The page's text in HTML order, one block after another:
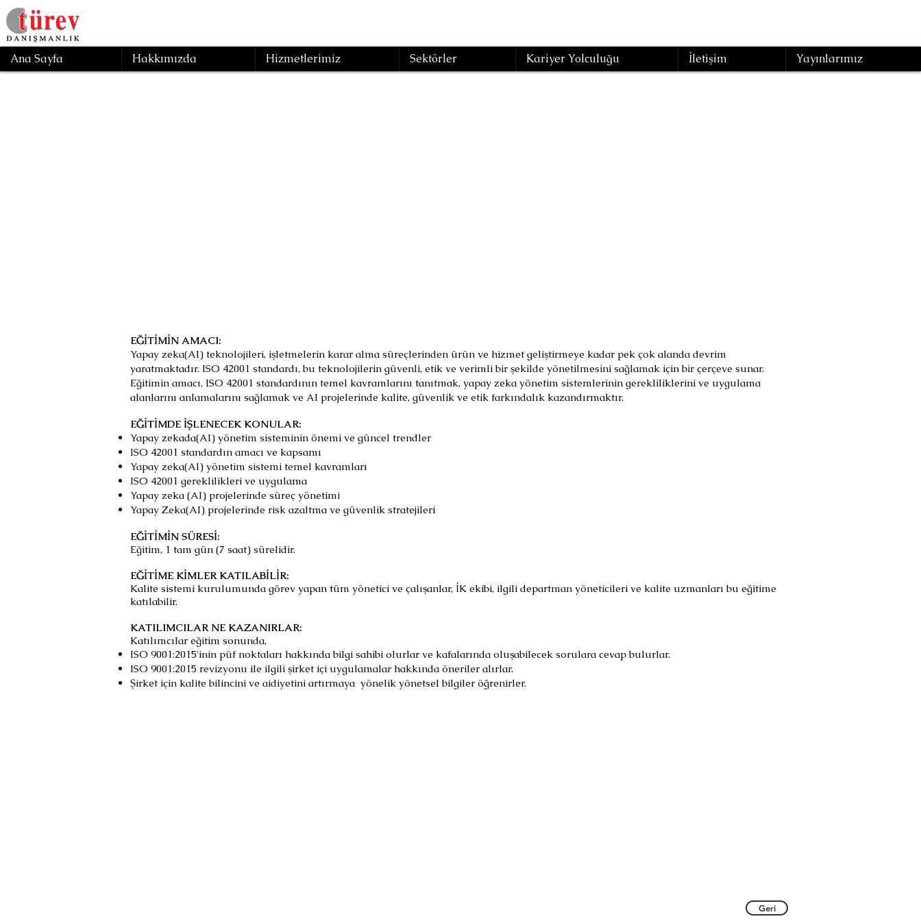
Ana Sayfa Hakkımızda Hizmetlerimiz Sektörler Kariyer Yolculuğu İletişim Yayınlarımız
EĞİTİMİN AMACI:
Yapay zeka(AI) teknolojileri, işletmelerin karar alma süreçlerinden ürün ve hizmet geliştirmeye kadar pek çok alanda devrim
yaratmaktadır. ISO 42001 standardı, bu teknolojilerin güvenli, etik ve verimli bir şekilde yönetilmesini sağlamak için bir çerçeve sunar.
Eğitimin amacı, ISO 42001 standardının temel kavramlarını tanıtmak, yapay zeka yönetim sistemlerinin gerekliliklerini ve uygulama
alanlarını anlamalarını sağlamak ve AI projelerinde kalite, güvenlik ve etik farkındalık kazandırmaktır.
EĞİTİMDE İŞLENECEK KONULAR:
Yapay zekada(AI) yönetim sisteminin önemi ve güncel trendler
ISO 42001 standardın amacı ve kapsamı
Yapay zeka(AI) yönetim sistemi temel kavramları
ISO 42001 gereklilikleri ve uygulama
Yapay zeka (AI) projelerinde süreç yönetimi
Yapay Zeka(AI) projelerinde risk azaltma ve güvenlik stratejileri
EĞİTİMİN SÜRESİ:
Eğitim, 1 tam gün (7 saat) sürelidir.
EĞİTİME KİMLER KATILABİLİR:
Kalite sistemi kurulumunda görev yapan tüm yönetici ve çalışanlar, İK ekibi, ilgili departman yöneticileri ve kalite uzmanları bu eğitime
katılabilir.
KATILIMCILAR NE KAZANIRLAR:
Katılımcılar eğitim sonunda,
ISO 9001:2015'inin püf noktaları hakkında bilgi sahibi olurlar ve kafalarında oluşabilecek sorulara cevap bulurlar.
ISO 9001:2015 revizyonu ile ilgili şirket içi uygulamalar hakkında öneriler alırlar.
Şirket için kalite bilincini ve aidiyetini artırmaya yönelik yönetsel bilgiler öğrenirler.
Geri